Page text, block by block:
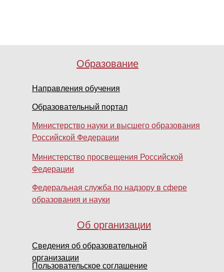
Образование
Об организации
Направления обучения
Образовательный портал
Министерство науки и высшего образования
Российской Федерации
Министерство просвещения Российской
Федерации
Федеральная служба по надзору в сфере
образования и науки
Сведения об образовательной
организации
Пользовательское соглашение